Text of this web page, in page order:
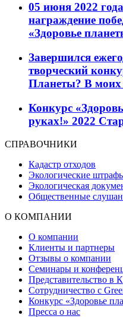
05 июня 2022
награждение
«Здоровье
Завершился
творческий
Планеты? В моих
Конкурс
руках!» 2022
СПРАВОЧНИКИ
Кадастр отходов
Экологические
Экологическая
Общественные
О КОМПАНИИ
О компании
Клиенты и партнеры
Отзывы о компании
Семинары и
Представительство в
Сотрудничество с
Конкурс «Здоровье
Пресса о нас